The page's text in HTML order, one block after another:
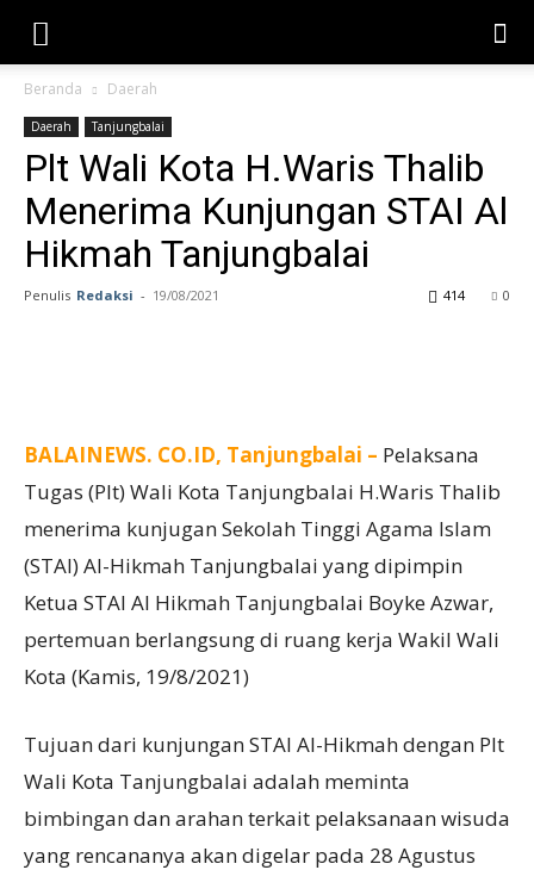
Beranda Daerah
Daerah Tanjungbalai
Plt Wali Kota H.Waris Thalib
Menerima Kunjungan STAI Al
Hikmah Tanjungbalai
Penulis Redaksi - 19/08/2021 0
414
BALAINEWS. CO.ID, Tanjungbalai – Pelaksana
Tugas (Plt) Wali Kota Tanjungbalai H.Waris Thalib
menerima kunjugan Sekolah Tinggi Agama Islam
(STAI) Al-Hikmah Tanjungbalai yang dipimpin
Ketua STAI Al Hikmah Tanjungbalai Boyke Azwar,
pertemuan berlangsung di ruang kerja Wakil Wali
Kota (Kamis, 19/8/2021)
Tujuan dari kunjungan STAI Al-Hikmah dengan Plt
Wali Kota Tanjungbalai adalah meminta
bimbingan dan arahan terkait pelaksanaan wisuda
yang rencananya akan digelar pada 28 Agustus